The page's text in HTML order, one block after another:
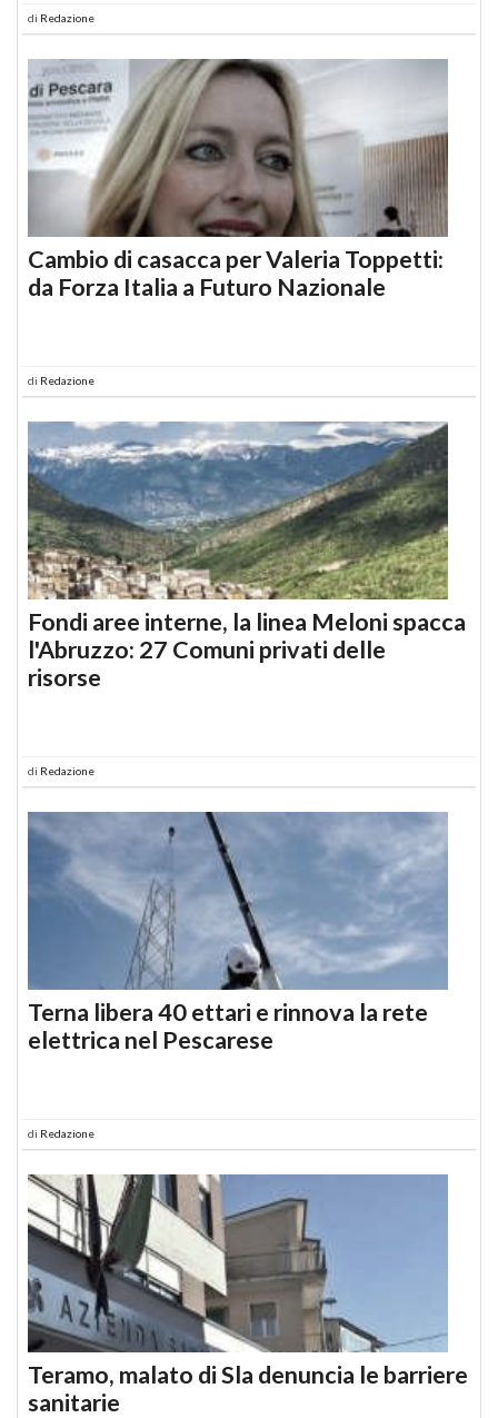
di Redazione
Cambio di casacca per Valeria Toppetti:
da Forza Italia a Futuro Nazionale
di Redazione
Fondi aree interne, la linea Meloni spacca
l'Abruzzo: 27 Comuni privati delle
risorse
di Redazione
Terna libera 40 ettari e rinnova la rete
elettrica nel Pescarese
di Redazione
Teramo, malato di Sla denuncia le barriere
sanitarie